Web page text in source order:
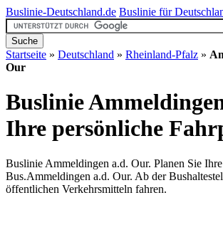
Buslinie-Deutschland.de Buslinie für
Startseite » Deutschland » Rheinland-Pfalz »
Our
Buslinie
Ihre persönliche
Buslinie Ammeldingen a.d. Our. Planen Sie
Bus.Ammeldingen a.d. Our. Ab der
öffentlichen Verkehrsmitteln fahren.